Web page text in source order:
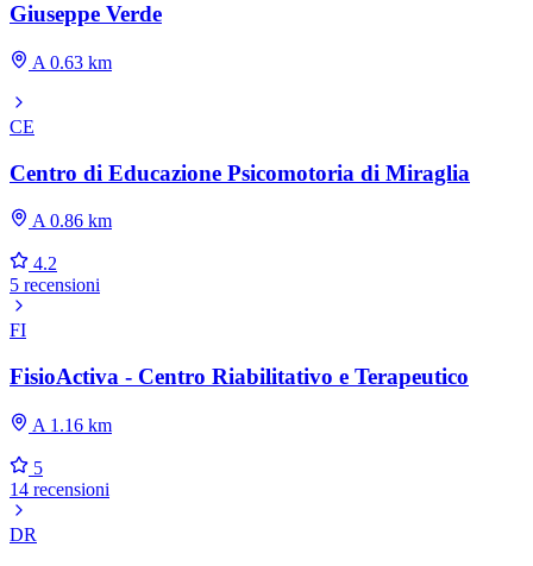
Giuseppe Verde
A 0.63 km
CE
Centro di Educazione Psicomotoria di Miraglia
A 0.86 km
4.2
5 recensioni
FI
FisioActiva - Centro Riabilitativo e Terapeutico
A 1.16 km
5
14 recensioni
DR